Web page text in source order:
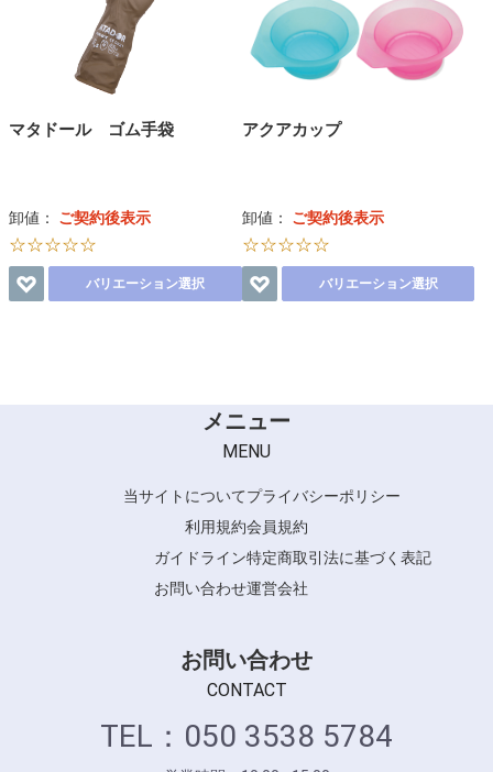
マタドール ゴム手袋
卸値： ご契約後表示
☆☆☆☆☆
バリエーション選択
アクアカップ
卸値： ご契約後表示
☆☆☆☆☆
バリエーション選択
メニュー
MENU
当サイトについてプライバシーポリシー
利用規約会員規約
ガイドライン特定商取引法に基づく表記
お問い合わせ運営会社
お問い合わせ
CONTACT
TEL：050 3538 5784